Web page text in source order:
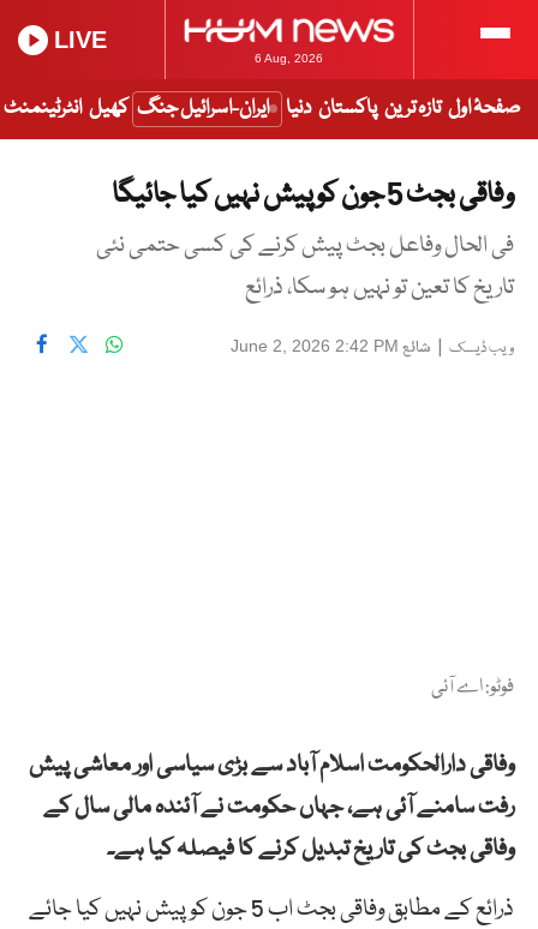
6 Aug, 2026
LIVE
صفحۂ اول تازہ ترین پاکستان دنیا ایران-اسرائیل جنگ کھیل انٹرٹینمنٹ
وفاقی بجٹ 5 جون کو پیش نہیں کیا جائیگا
فی الحال وفاعل بجٹ پیش کرنے کی کسی حتمی نئی
تاریخ کا تعین تو نہیں ہو سکا، ذرائع
ویب ڈیسک | شائع June 2, 2026 2:42 PM
فوٹو: اے آئی
وفاقی دارالحکومت اسلام آباد سے بڑی سیاسی اور معاشی پیش
رفت سامنے آئی ہے، جہاں حکومت نے آئندہ مالی سال کے
وفاقی بجٹ کی تاریخ تبدیل کرنے کا فیصلہ کیا ہے۔
ذرائع کے مطابق وفاقی بجٹ اب 5 جون کو پیش نہیں کیا جائے